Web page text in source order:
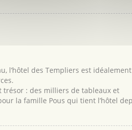
l’hôtel des Templiers est idéalement
trésor : des milliers de tableaux et
la famille Pous qui tient l’hôtel